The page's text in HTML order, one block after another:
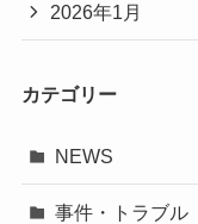
2026年1月
カテゴリー
NEWS
事件・トラブル